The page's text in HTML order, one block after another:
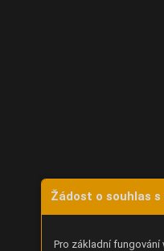
Žádost o souhlas
Pro základní